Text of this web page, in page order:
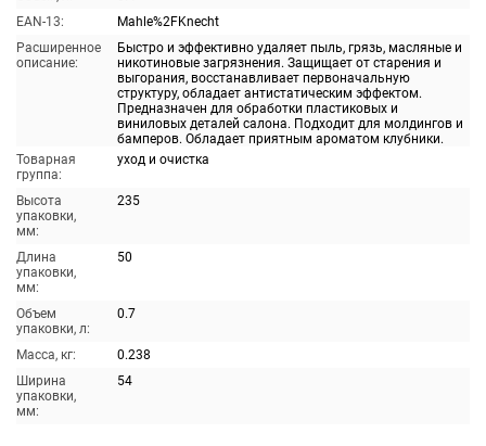
EAN-13:
Mahle%2FKnecht
Расширенное
описание:
Быстро и эффективно удаляет пыль, грязь, масляные и
никотиновые загрязнения. Защищает от старения и
выгорания, восстанавливает первоначальную
структуру, обладает антистатическим эффектом.
Предназначен для обработки пластиковых и
виниловых деталей салона. Подходит для молдингов и
бамперов. Обладает приятным ароматом клубники.
Товарная
группа:
уход и очистка
Высота
упаковки,
мм:
235
Длина
упаковки,
мм:
50
Объем
упаковки, л:
0.7
Масса, кг:
0.238
Ширина
упаковки,
мм:
54